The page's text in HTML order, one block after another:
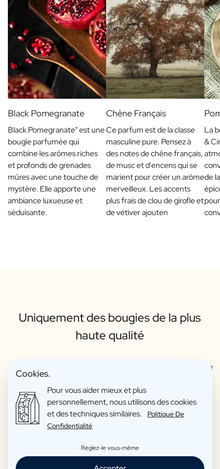
Black Pomegranate
Black Pomegranate" est une
bougie parfumée qui
combine les arômes riches
et profonds de grenades
mûres avec une touche de
mystère. Elle apporte une
ambiance luxueuse et
séduisante.
Chêne Français
Ce parfum est de la classe
masculine pure. Pensez à
des notes de chêne français,
de musc et d'encens qui se
marient pour créer un arôme
merveilleux. Les accents
plus frais de clou de girofle et
de vétiver ajouten
La
&
de
Uniquement des bougies de la plus
haute qualité
Cookies.
Pour vous aider mieux et plus
personnellement, nous utilisons des cookies
et des techniques similaires.
Politique De
Confidentialité
Réglez-le vous-même